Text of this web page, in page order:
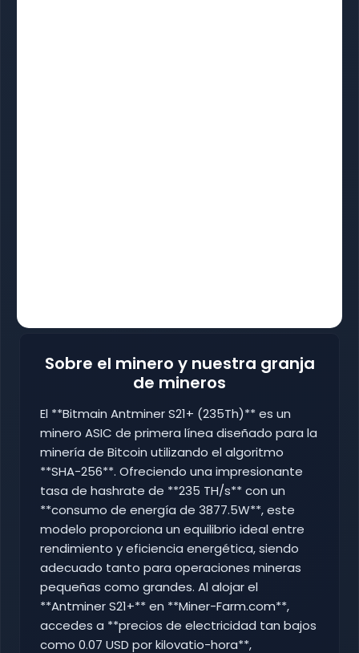
Sobre el minero y nuestra granja
de mineros
El **Bitmain Antminer S21+ (235Th)** es un
minero ASIC de primera línea diseñado para la
minería de Bitcoin utilizando el algoritmo
**SHA-256**. Ofreciendo una impresionante
tasa de hashrate de **235 TH/s** con un
**consumo de energía de 3877.5W**, este
modelo proporciona un equilibrio ideal entre
rendimiento y eficiencia energética, siendo
adecuado tanto para operaciones mineras
pequeñas como grandes. Al alojar el
**Antminer S21+** en **Miner-Farm.com**,
accedes a **precios de electricidad tan bajos
como 0.07 USD por kilovatio-hora**,